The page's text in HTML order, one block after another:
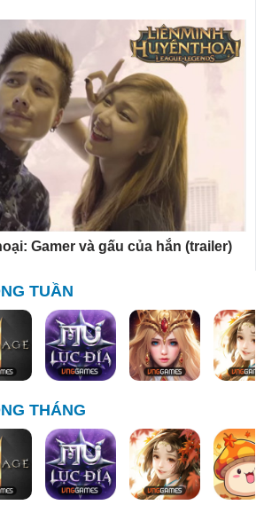
Gamer và gấu của hắn (trailer)
TUẦN
THÁNG